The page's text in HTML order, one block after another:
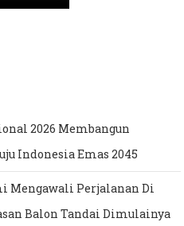
2026 Membangun
Indonesia Emas 2045
Mengawali Perjalanan Di
Balon Tandai Dimulainya